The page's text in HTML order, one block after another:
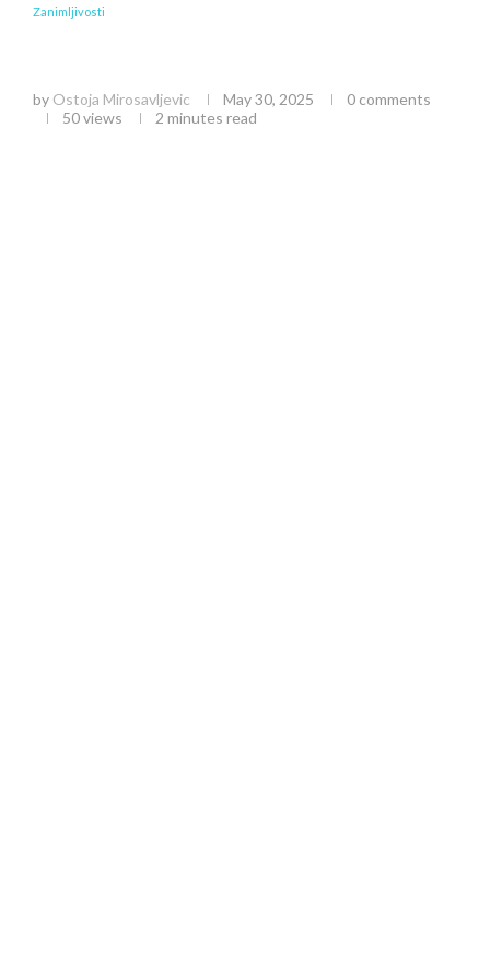
Zanimljivosti
by Ostoja Mirosavljevic May 30, 2025
0 comments
50views 2 minutes read